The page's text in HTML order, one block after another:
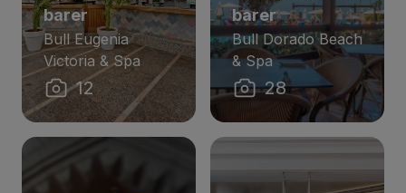
barer
Bull Eugenia
Victoria & Spa
12
barer
Bull Dorado Beach
& Spa
28